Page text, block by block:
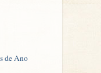
de Ano